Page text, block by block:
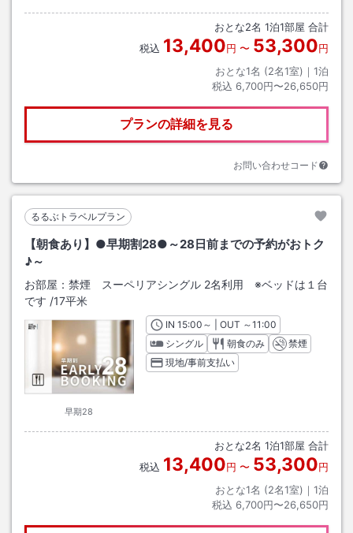
おとな2名 1泊1部屋 合計
税込 13,400円 〜 53,300円
おとな1名 (2名1室)｜ 1泊
税込 6,700円〜26,650円
プランの詳細を見る
お問い合わせコード
るるぶトラベルプラン
【朝食あり】●早期割28●～28日前までの予約がおトク
♪～
お部屋： 禁煙 スーペリアシングル 2名利用 ※ベッドは１台
です /17平米
早期28
INチェックイン
15:00 ～ | OUT チェックアウト
～11:00
シングル
朝食のみ
禁煙
現地/事前支払い
おとな2名 1泊1部屋 合計
税込 13,400円 〜 53,300円
おとな1名 (2名1室)｜ 1泊
税込 6,700円〜26,650円